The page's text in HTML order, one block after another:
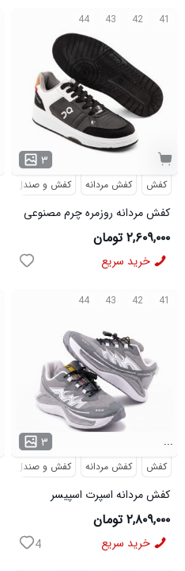
41
42
43
44
۳
کفش کفش مردانه کفش و صندل
کفش مردانه روزمره چرم مصنوعی
50920
۲,۶۰۹,۰۰۰ تومان
خرید سریع
41
42
43
44
۳ ...
کفش کفش مردانه کفش و صندل
کفش مردانه اسپرت اسپیسر
50728
۲,۸۰۹,۰۰۰ تومان
خرید سریع 4